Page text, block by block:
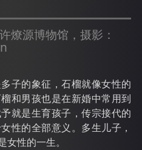
燎源博物馆，摄影：
子的象征，石榴就像女性的
和男孩也是在新婚中常用到
就是生育孩子，传宗接代的
性的全部意义。多生儿子，
性的一生。